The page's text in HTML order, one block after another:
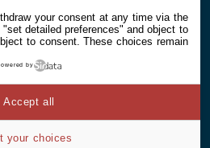
Tous droits réservés
your consent at any time via the
detailed preferences" and object to
to consent. These choices remain
by
your choices
Accept all